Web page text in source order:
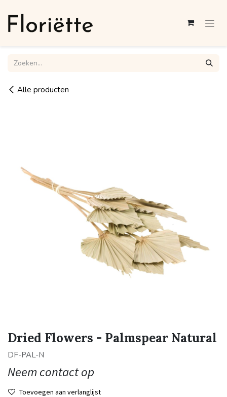
Alle producten
Dried Flowers - Palmspear Natural
DF-PAL-N
Neem contact op
Toevoegen aan verlanglijst